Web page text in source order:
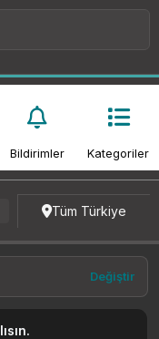
Bildirimler Kategoriler
Tüm Türkiye
Değiştir